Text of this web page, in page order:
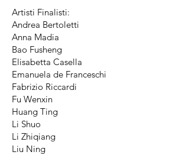
Artisti Finalisti:
Andrea Bertoletti
Anna Madia
Bao Fusheng
Elisabetta Casella
Emanuela de Franceschi
Fabrizio Riccardi
Fu Wenxin
Huang Ting
Li Shuo
Li Zhiqiang
Liu Ning